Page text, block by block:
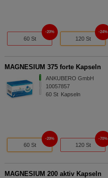
60 St
20%
120 St
24%
MAGNESIUM 375 forte Kapseln
ANKUBERO GmbH
10057857
60 St Kapseln
60 St
20%
120 St
70%
MAGNESIUM 200 aktiv Kapseln